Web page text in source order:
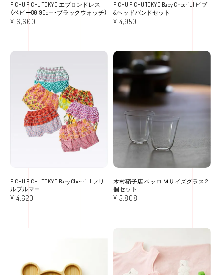
PICHU PICHU TOKYO エプロンドレス
（ベビー80~90cm・ブラックウォッチ）
¥ 6,600
PICHU PICHU TOKYO Baby Cheerful ビブ
&ヘッドバンドセット
¥ 4,950
PICHU PICHU TOKYO Baby Cheerful フリ
ルブルマー
¥ 4,620
木村硝子店 ベッロ Ｍサイズグラス 2
個セット
¥ 5,808